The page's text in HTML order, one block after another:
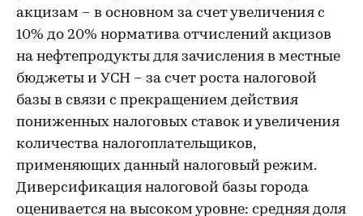
акцизам – в основном за счет увеличения с
10% до 20% норматива отчислений акцизов
на нефтепродукты для зачисления в местные
бюджеты и УСН – за счет роста налоговой
базы в связи с прекращением действия
пониженных налоговых ставок и увеличения
количества налогоплательщиков,
применяющих данный налоговый режим.
Диверсификация налоговой базы города
оценивается на высоком уровне: средняя доля